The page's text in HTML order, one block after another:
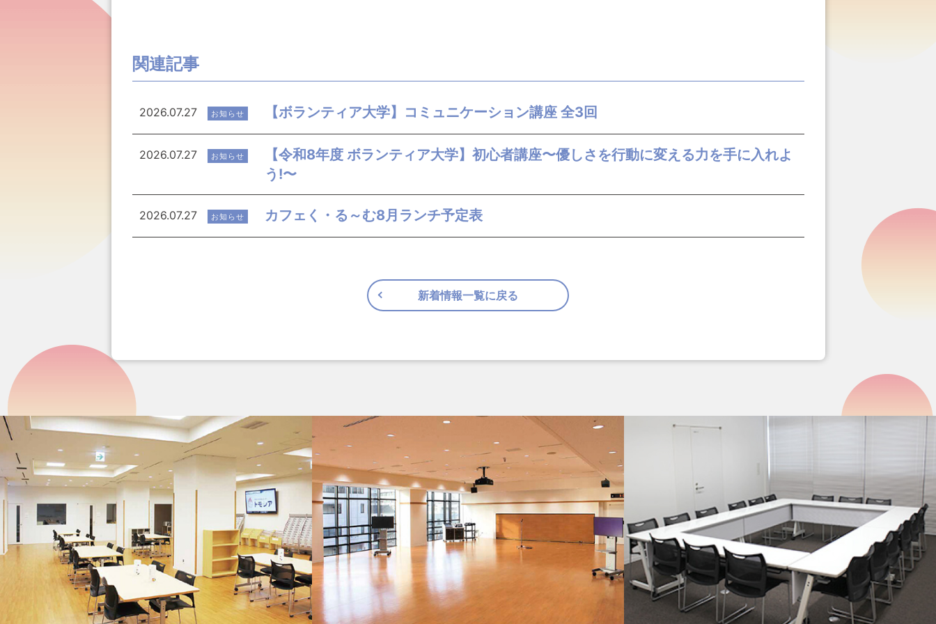
関連記事
2026.07.27 お知らせ 【ボランティア大学】コミュニケーション講座 全3回
2026.07.27 お知らせ
【令和8年度 ボランティア大学】初心者講座〜優しさを行動に変える力を手に入れよ
う!〜
2026.07.27 お知らせ カフェく・る～む8月ランチ予定表
新着情報一覧に戻る